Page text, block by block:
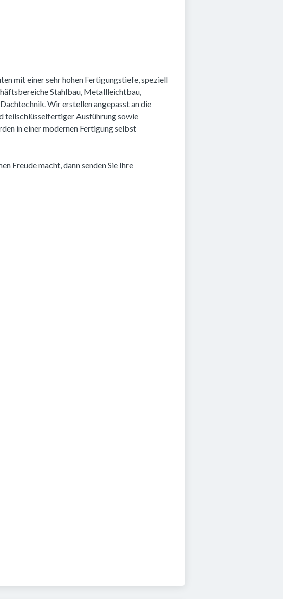
mit einer sehr hohen Fertigungstiefe, speziell
Stahlbau, Metallleichtbau,
Wir erstellen angepasst an die
teilschlüsselfertiger Ausführung sowie
in einer modernen Fertigung selbst
Freude macht, dann senden Sie Ihre